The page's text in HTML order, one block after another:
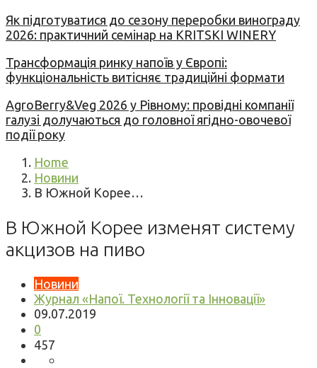
Як підготуватися до сезону переробки винограду
2026: практичний семінар на KRITSKI WINERY
Трансформація ринку напоїв у Європі:
функціональність витісняє традиційні формати
AgroBerry&Veg 2026 у Рівному: провідні компанії
галузі долучаються до головної ягідно-овочевої
події року
Home
Новини
В Южной Корее…
В Южной Корее изменят систему
акцизов на пиво
Новини
Журнал «Напої. Технології та Інновації»
09.07.2019
0
457